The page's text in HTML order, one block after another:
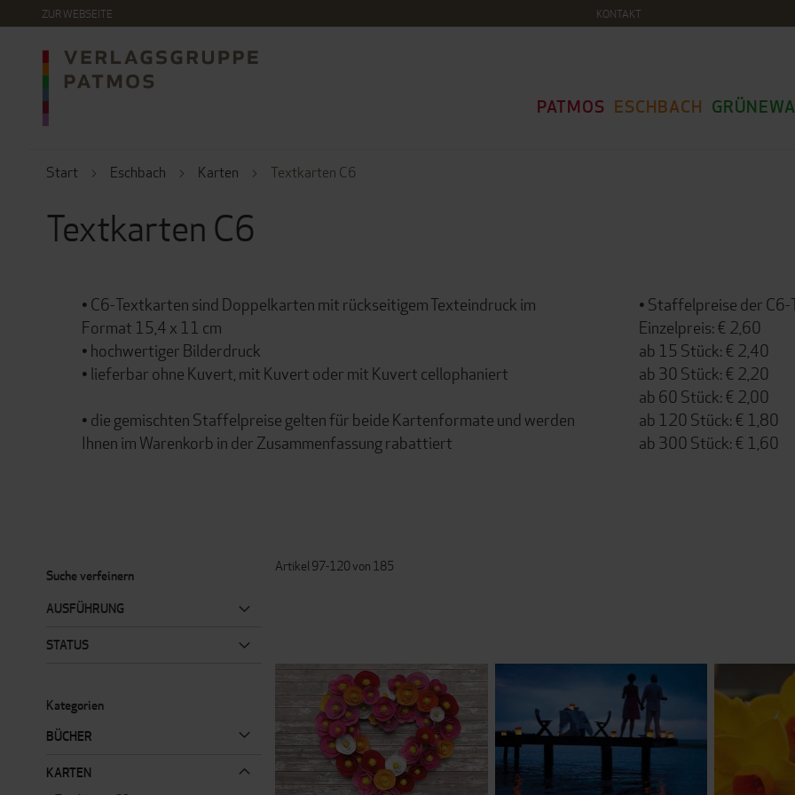
ZUR WEBSEITE KONTAKT
DIREKT
INHALT
PATMOS ESCHBACH
Start Eschbach Karten Textkarten C6
Textkarten C6
• C6-Textkarten sind Doppelkarten mit rückseitigem Texteindruck im
Format 15,4 x 11 cm
• hochwertiger Bilderdruck
• lieferbar ohne Kuvert, mit Kuvert oder mit Kuvert cellophaniert
• die gemischten Staffelpreise gelten für beide Kartenformate und werden
Ihnen im Warenkorb in der Zusammenfassung rabattiert
• Staffelpreise der
Einzelpreis: € 2,60
ab 15 Stück: € 2,40
ab 30 Stück: € 2,20
ab 60 Stück: € 2,00
ab 120 Stück: € 1,80
ab 300 Stück: € 1,60
Artikel97-120von 185
Suche verfeinern
AUSFÜHRUNG
STATUS
Kategorien
BÜCHER
KARTEN